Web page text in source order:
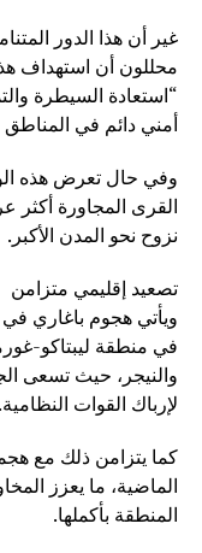
غير أن هذا الدور
محللون أن استهداف
“استعادة السيطرة
أمني دائم في المناطق
وفي حال تعرض هذه
القرى المجاورة أكثر
نزوح نحو المدن الأكبر.
تصعيد إقليمي متزامن
ويأتي هجوم باغاري
في منطقة ليبتاكو-
والنيجر، حيث تسعى
لإرباك القوات النظامية.
كما يتزامن ذلك مع
الماضية، ما يعزز
المنطقة بأكملها.